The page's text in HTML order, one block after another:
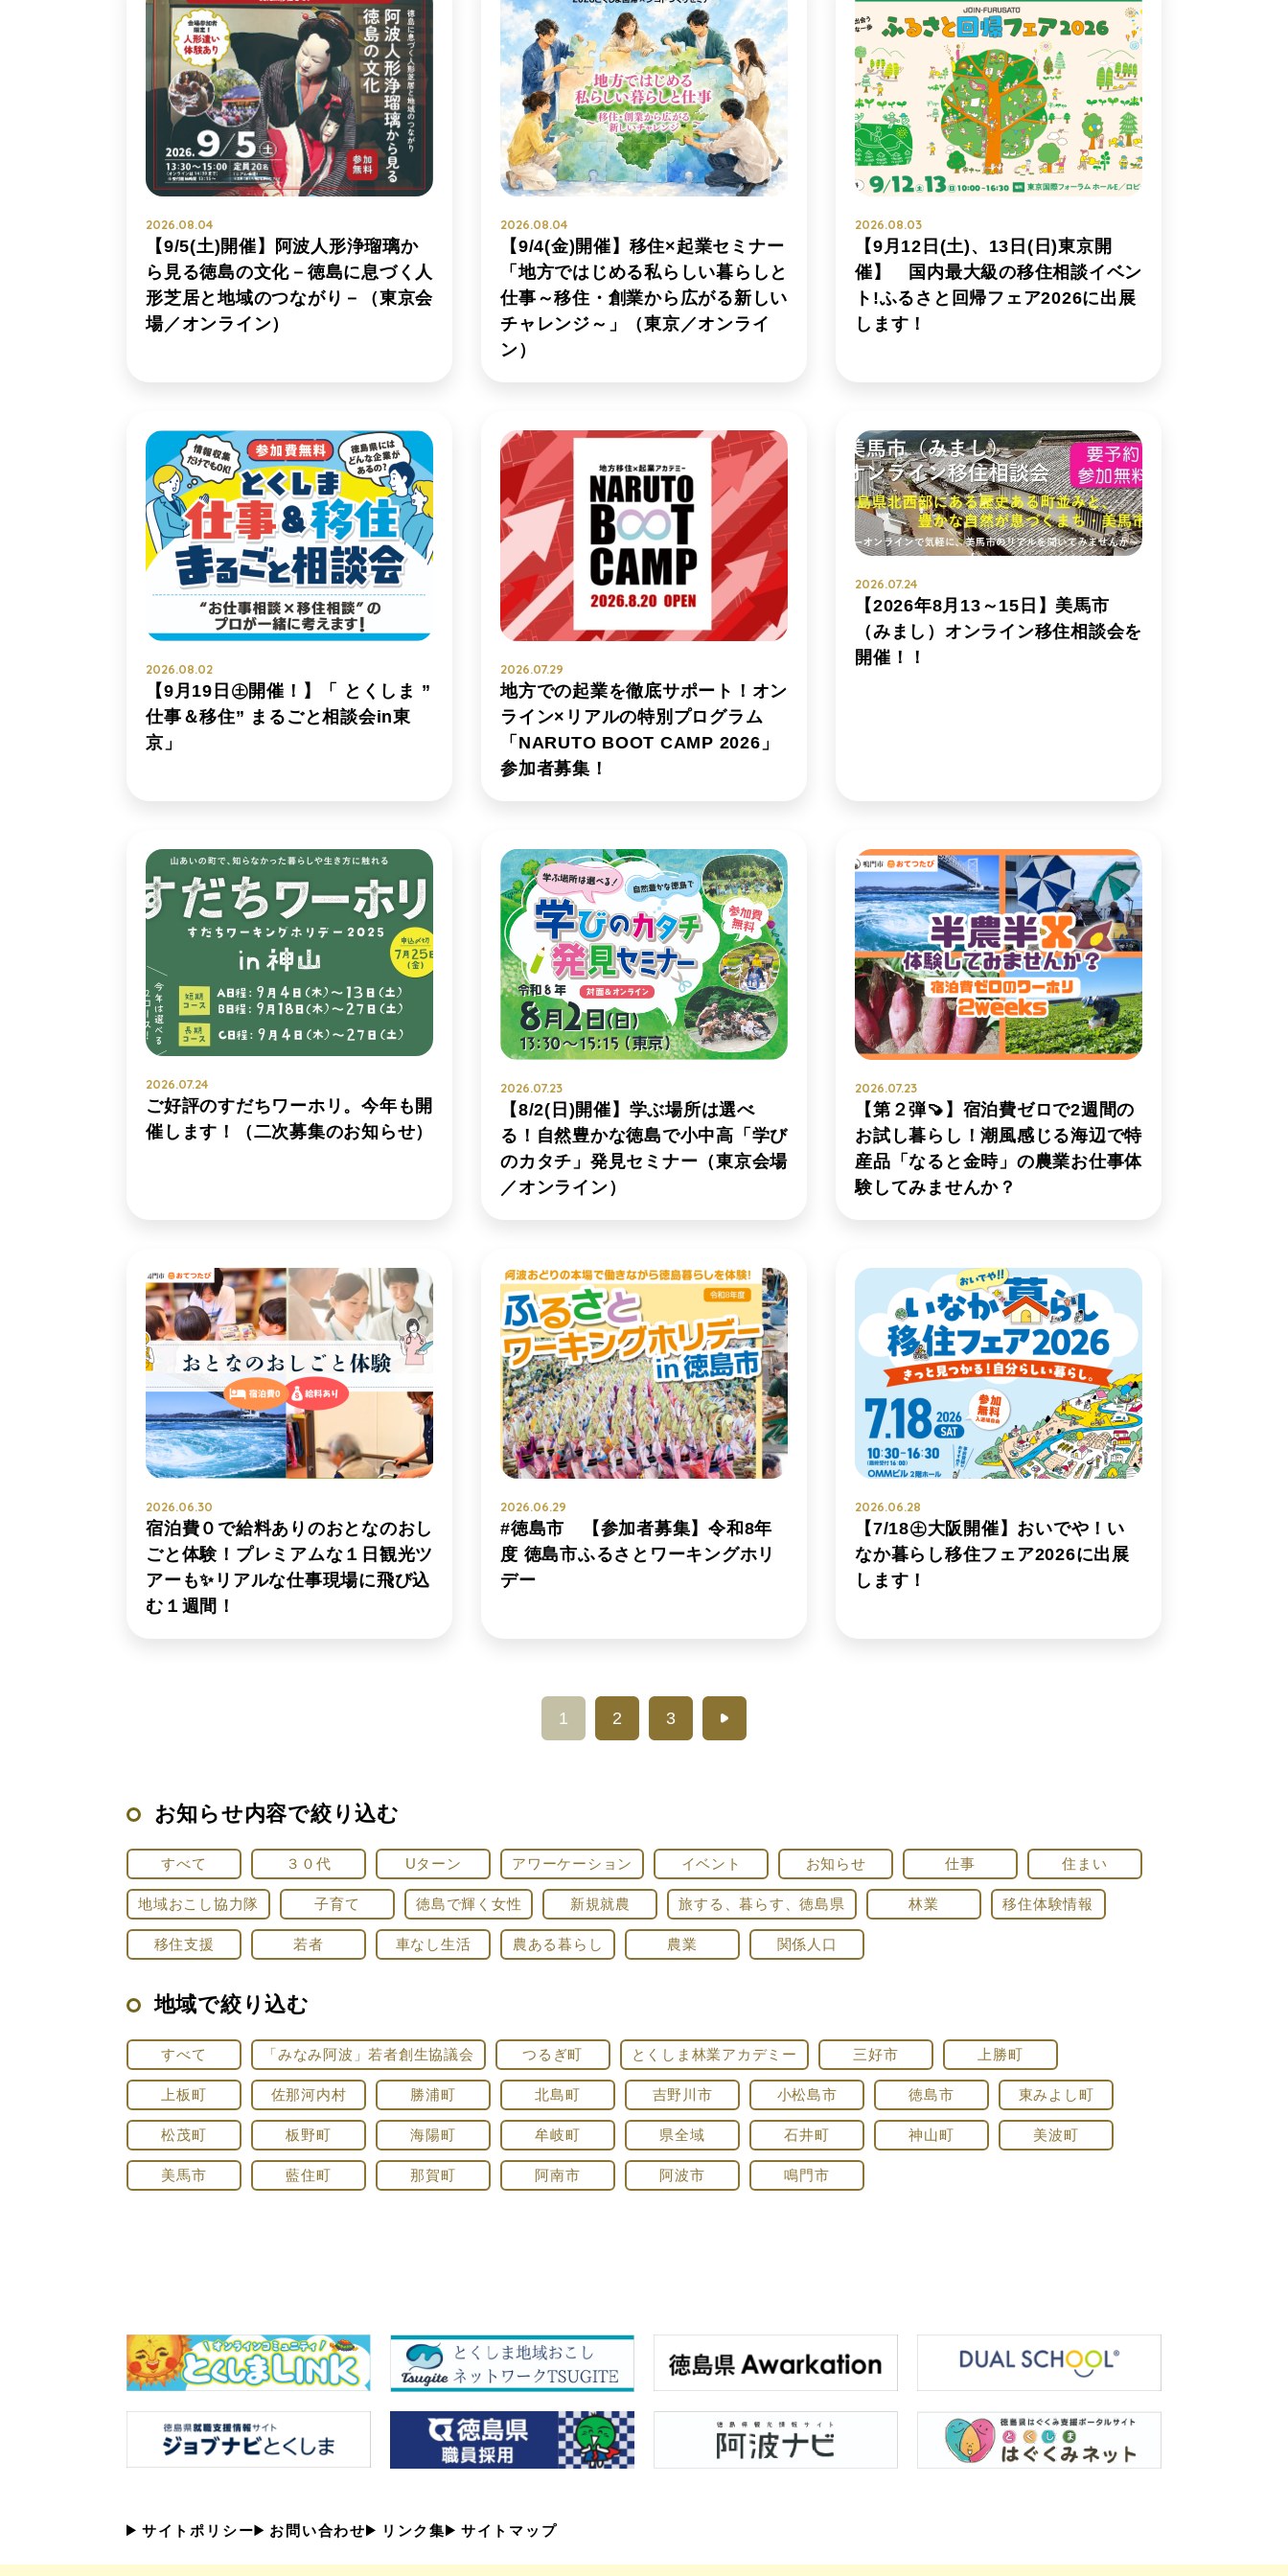
2026.08.04
【9/5(土)開催】阿波人形浄瑠璃か
ら見る徳島の文化－徳島に息づく人
形芝居と地域のつながり－（東京会
場／オンライン）
2026.08.04
【9/4(金)開催】移住×起業セミナー
「地方ではじめる私らしい暮らしと
仕事～移住・創業から広がる新しい
チャレンジ～」（東京／オンライ
ン）
2026.08.03
【9月12日(土)、13日(日)東京開
催】 国内最大級の移住相談イベン
ト!ふるさと回帰フェア2026に出展
します！
2026.08.02
【9月19日㊏開催！】「 とくしま ”
仕事＆移住” まるごと相談会in東
京」
2026.07.29
地方での起業を徹底サポート！オン
ライン×リアルの特別プログラム
「NARUTO BOOT CAMP 2026」
参加者募集！
2026.07.24
【2026年8月13～15日】美馬市
（みまし）オンライン移住相談会を
開催！！
2026.07.24
ご好評のすだちワーホリ。今年も開
催します！（二次募集のお知らせ）
2026.07.23
【8/2(日)開催】学ぶ場所は選べ
る！自然豊かな徳島で小中高「学び
のカタチ」発見セミナー（東京会場
／オンライン）
2026.07.23
【第２弾🍠】宿泊費ゼロで2週間の
お試し暮らし！潮風感じる海辺で特
産品「なると金時」の農業お仕事体
験してみませんか？
2026.06.30
宿泊費０で給料ありのおとなのおし
ごと体験！プレミアムな１日観光ツ
アーも✨リアルな仕事現場に飛び込
む１週間！
2026.06.29
#徳島市 【参加者募集】令和8年
度 徳島市ふるさとワーキングホリ
デー
2026.06.28
【7/18㊏大阪開催】おいでや！い
なか暮らし移住フェア2026に出展
します！
1 2 3
お知らせ内容で絞り込む
すべて ３０代 Uターン アワーケーション イベント お知らせ 仕事 住まい
地域おこし協力隊 子育て 徳島で輝く女性 新規就農 旅する、暮らす、徳島県 林業 移住体験情報
移住支援 若者 車なし生活 農ある暮らし 農業 関係人口
地域で絞り込む
すべて 「みなみ阿波」若者創生協議会 つるぎ町 とくしま林業アカデミー 三好市 上勝町
上板町 佐那河内村 勝浦町 北島町 吉野川市 小松島市 徳島市 東みよし町
松茂町 板野町 海陽町 牟岐町 県全域 石井町 神山町 美波町
美馬市 藍住町 那賀町 阿南市 阿波市 鳴門市
サイトポリシー お問い合わせ リンク集 サイトマップ